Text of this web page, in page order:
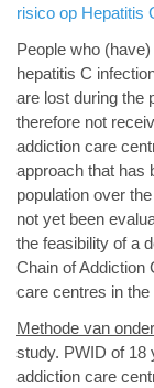
risico op Hepatitis
People who
hepatitis C
are lost during the
therefore not
addiction care
approach that has
population over
not yet been
the feasibility of a
Chain of Addiction
care centres in the
Methode van
study. PWID of 18
addiction care